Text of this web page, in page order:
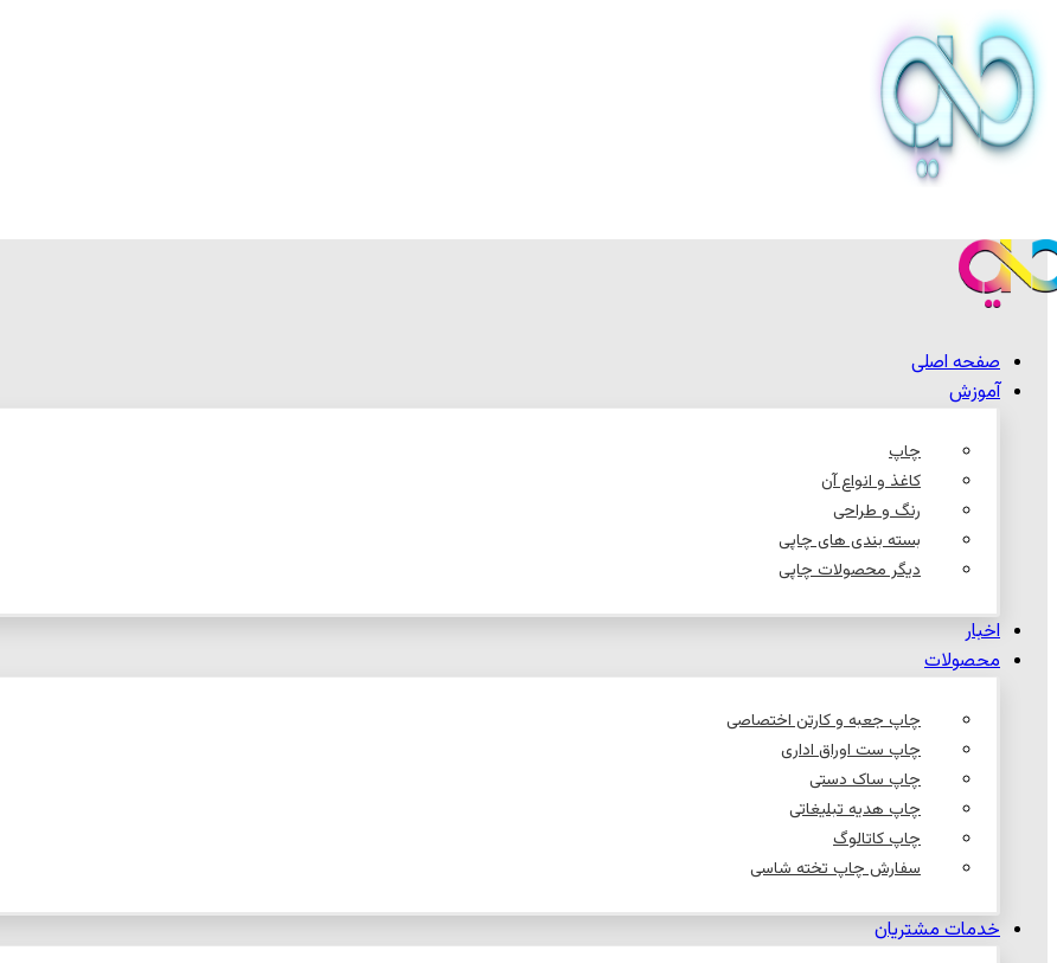
صفحه اصلی
آموزش
چاپ
کاغذ و انواع آن
رنگ و طراحی
بسته بندی های چاپی
دیگر محصولات چاپی
اخبار
محصولات
چاپ جعبه و کارتن اختصاصی
چاپ ست اوراق اداری
چاپ ساک دستی
چاپ هدیه تبلیغاتی
چاپ کاتالوگ
سفارش چاپ تخته شاسی
خدمات مشتریان